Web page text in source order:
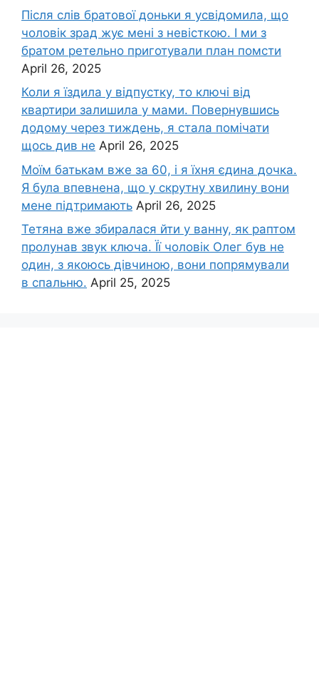
Після слів братової доньки я усвідомила, що
чоловік зpад жує мені з невісткою. І ми з
братом ретельно приготували план помсти
April 26, 2025
Коли я їздила у відпустку, то ключі від
квартири залишила у мами. Повернувшись
додому через тиждень, я стала помічати
щось див не April 26, 2025
Моїм батькам вже за 60, і я їхня єдина дочка.
Я була впевнена, що у скрутну хвилину вони
мене підтримають April 26, 2025
Тетяна вже збиралася йти у ванну, як раптом
пролунав звук ключа. Її чоловік Олег був не
один, з якоюсь дівчиною, вони попрямували
в спальню. April 25, 2025